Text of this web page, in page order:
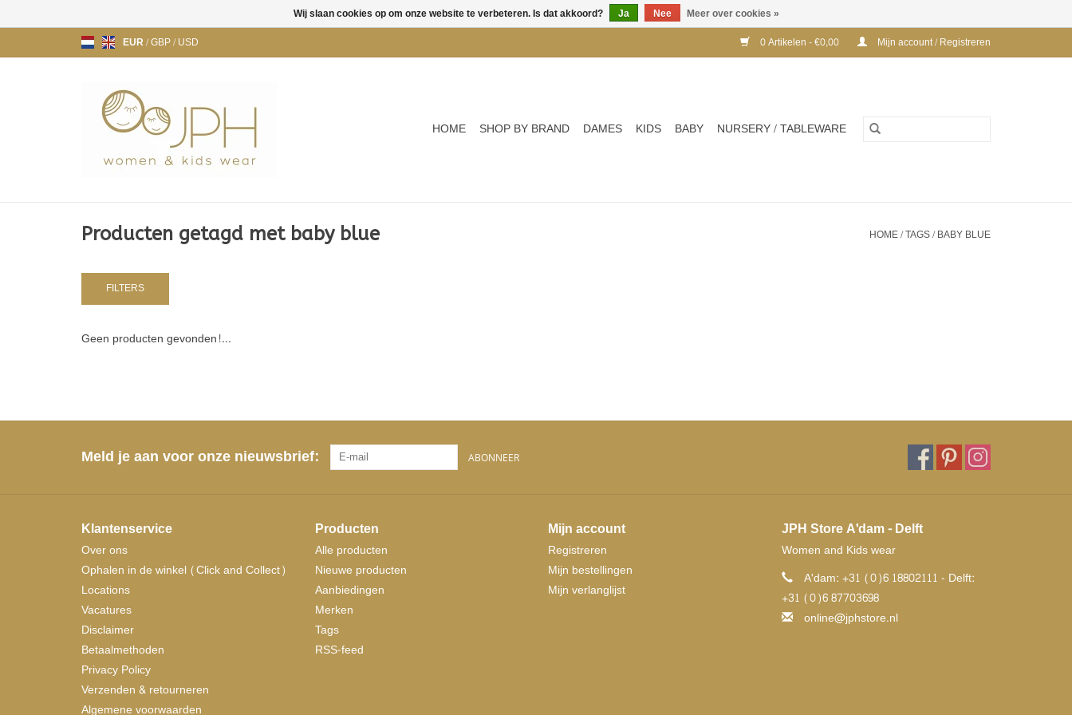
EUR/GBP/USD 0 Artikelen - €0,00 Mijn account / Registreren
HOME SHOP BY BRAND DAMES KIDS BABY NURSERY / TABLEWARE
Producten getagd met baby blue HOME/TAGS/BABY BLUE
FILTERS
Geen producten gevonden!...
Meld je aan voor onze nieuwsbrief: ABONNEER
Klantenservice
Over ons
Ophalen in de winkel (Click and Collect)
Locations
Vacatures
Disclaimer
Betaalmethoden
Privacy Policy
Verzenden & retourneren
Algemene voorwaarden
Producten
Alle producten
Nieuwe producten
Aanbiedingen
Merken
Tags
RSS-feed
Mijn account
Registreren
Mijn bestellingen
Mijn verlanglijst
JPH Store A'dam - Delft
Women and Kids wear
A'dam: +31 (0)6 18802111 - Delft:
+31 (0)6 87703698
online@jphstore.nl
Wij slaan cookies op om onze website te verbeteren. Is dat akkoord? Ja Nee Meer over cookies »